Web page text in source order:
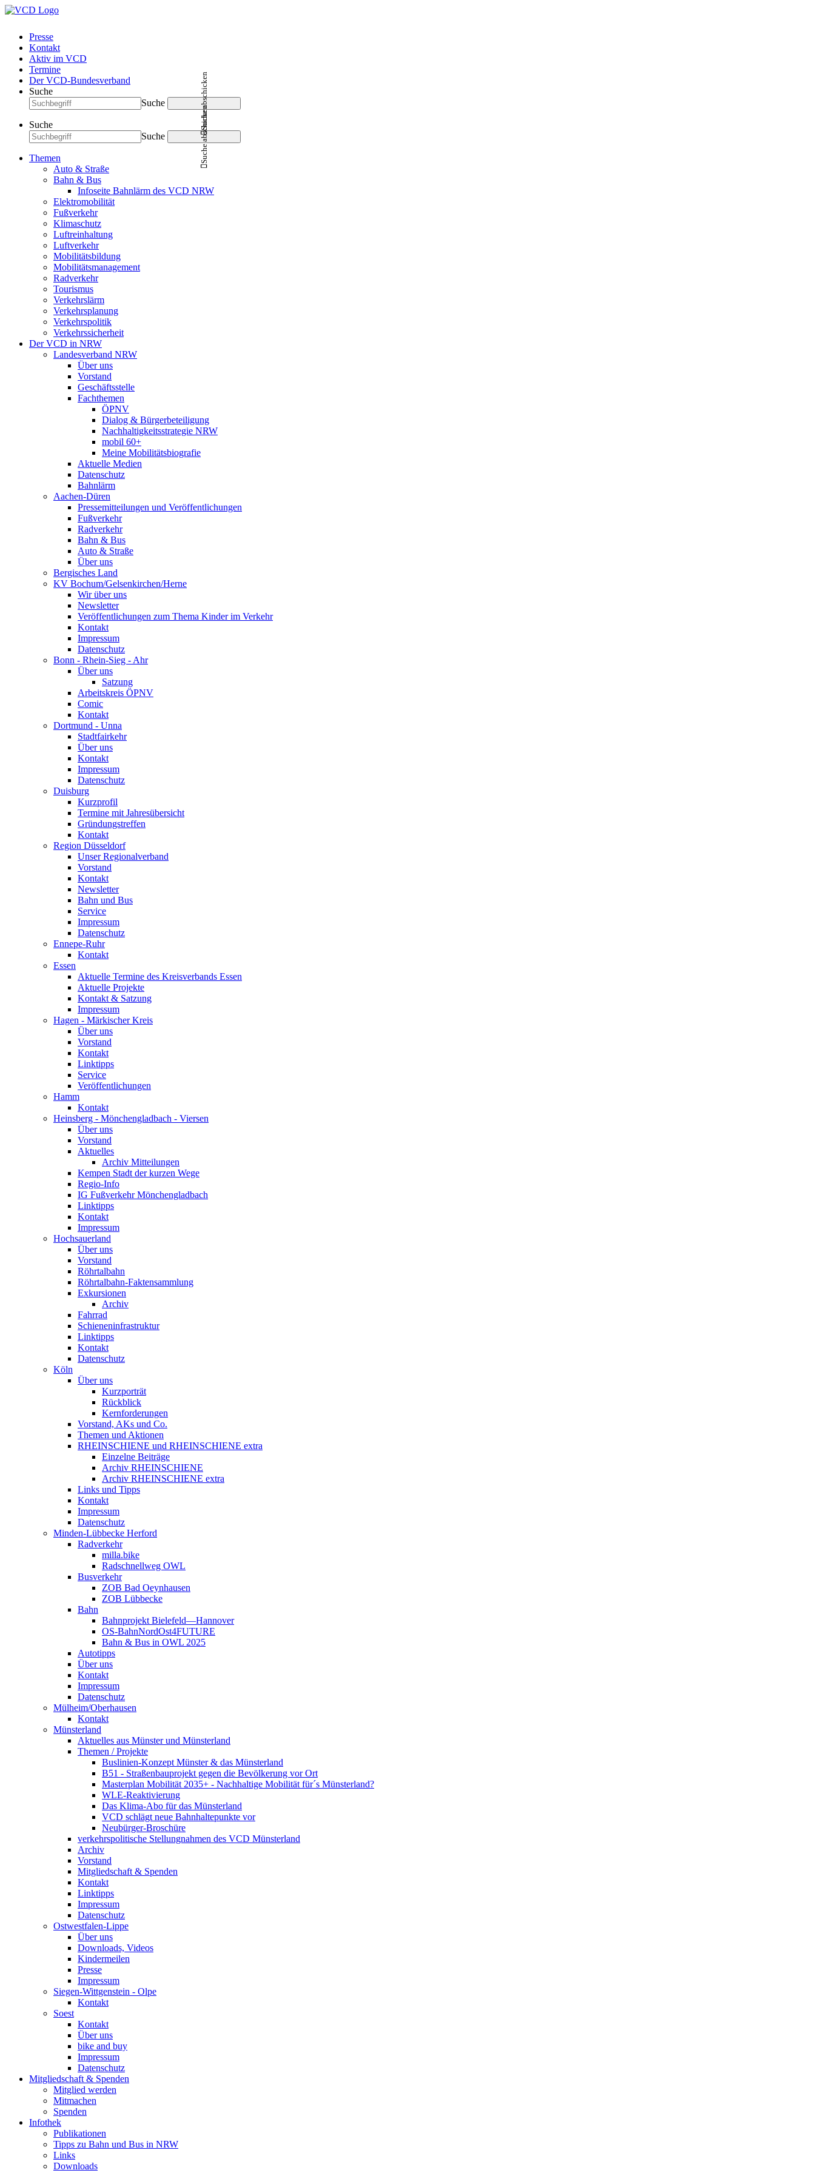
Presse
Kontakt
Aktiv im VCD
Termine
Der VCD-Bundesverband
Suche
Suche
Suche abschicken
Suche
Suche
Suche abschicken
Themen
Auto & Straße
Bahn & Bus
Infoseite Bahnlärm des VCD NRW
Elektromobilität
Fußverkehr
Klimaschutz
Luftreinhaltung
Luftverkehr
Mobilitätsbildung
Mobilitätsmanagement
Radverkehr
Tourismus
Verkehrslärm
Verkehrsplanung
Verkehrspolitik
Verkehrssicherheit
Der VCD in NRW
Landesverband NRW
Über uns
Vorstand
Geschäftsstelle
Fachthemen
ÖPNV
Dialog & Bürgerbeteiligung
Nachhaltigkeitsstrategie NRW
mobil 60+
Meine Mobilitätsbiografie
Aktuelle Medien
Datenschutz
Bahnlärm
Aachen-Düren
Pressemitteilungen und Veröffentlichungen
Fußverkehr
Radverkehr
Bahn & Bus
Auto & Straße
Über uns
Bergisches Land
KV Bochum/Gelsenkirchen/Herne
Wir über uns
Newsletter
Veröffentlichungen zum Thema Kinder im Verkehr
Kontakt
Impressum
Datenschutz
Bonn - Rhein-Sieg - Ahr
Über uns
Satzung
Arbeitskreis ÖPNV
Comic
Kontakt
Dortmund - Unna
Stadtfairkehr
Über uns
Kontakt
Impressum
Datenschutz
Duisburg
Kurzprofil
Termine mit Jahresübersicht
Gründungstreffen
Kontakt
Region Düsseldorf
Unser Regionalverband
Vorstand
Kontakt
Newsletter
Bahn und Bus
Service
Impressum
Datenschutz
Ennepe-Ruhr
Kontakt
Essen
Aktuelle Termine des Kreisverbands Essen
Aktuelle Projekte
Kontakt & Satzung
Impressum
Hagen - Märkischer Kreis
Über uns
Vorstand
Kontakt
Linktipps
Service
Veröffentlichungen
Hamm
Kontakt
Heinsberg - Mönchengladbach - Viersen
Über uns
Vorstand
Aktuelles
Archiv Mitteilungen
Kempen Stadt der kurzen Wege
Regio-Info
IG Fußverkehr Mönchengladbach
Linktipps
Kontakt
Impressum
Hochsauerland
Über uns
Vorstand
Röhrtalbahn
Röhrtalbahn-Faktensammlung
Exkursionen
Archiv
Fahrrad
Schieneninfrastruktur
Linktipps
Kontakt
Datenschutz
Köln
Über uns
Kurzporträt
Rückblick
Kernforderungen
Vorstand, AKs und Co.
Themen und Aktionen
RHEINSCHIENE und RHEINSCHIENE extra
Einzelne Beiträge
Archiv RHEINSCHIENE
Archiv RHEINSCHIENE extra
Links und Tipps
Kontakt
Impressum
Datenschutz
Minden-Lübbecke Herford
Radverkehr
milla.bike
Radschnellweg OWL
Busverkehr
ZOB Bad Oeynhausen
ZOB Lübbecke
Bahn
Bahnprojekt Bielefeld—Hannover
OS-BahnNordOst4FUTURE
Bahn & Bus in OWL 2025
Autotipps
Über uns
Kontakt
Impressum
Datenschutz
Mülheim/Oberhausen
Kontakt
Münsterland
Aktuelles aus Münster und Münsterland
Themen / Projekte
Buslinien-Konzept Münster & das Münsterland
B51 - Straßenbauprojekt gegen die Bevölkerung vor Ort
Masterplan Mobilität 2035+ - Nachhaltige Mobilität für´s Münsterland?
WLE-Reaktivierung
Das Klima-Abo für das Münsterland
VCD schlägt neue Bahnhaltepunkte vor
Neubürger-Broschüre
verkehrspolitische Stellungnahmen des VCD Münsterland
Archiv
Vorstand
Mitgliedschaft & Spenden
Kontakt
Linktipps
Impressum
Datenschutz
Ostwestfalen-Lippe
Über uns
Downloads, Videos
Kindermeilen
Presse
Impressum
Siegen-Wittgenstein - Olpe
Kontakt
Soest
Kontakt
Über uns
bike and buy
Impressum
Datenschutz
Mitgliedschaft & Spenden
Mitglied werden
Mitmachen
Spenden
Infothek
Publikationen
Tipps zu Bahn und Bus in NRW
Links
Downloads